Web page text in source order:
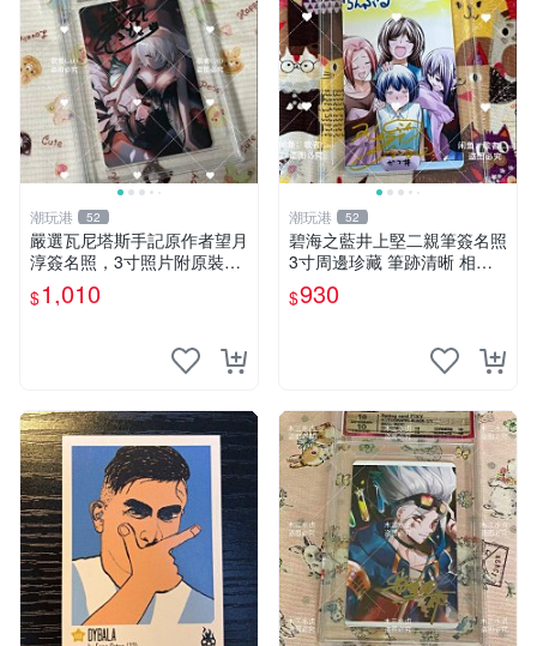
潮玩港 52
嚴選瓦尼塔斯手記原作者望月
淳簽名照，3寸照片附原裝卡
磚。 簽名保真收藏相框裝裱
隨行發送 照片 簽名周邊 望月
$1,010
潮玩港 52
碧海之藍井上堅二親筆簽名照
3寸周邊珍藏 筆跡清晰 相框
精美 碧海之藍 簽名照片 井上
堅二 周邊品
$930